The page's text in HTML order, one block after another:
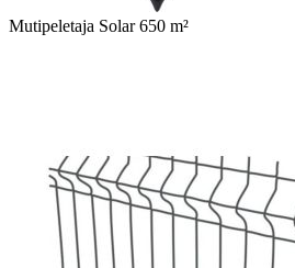
Mutipeletaja Solar 650 m²